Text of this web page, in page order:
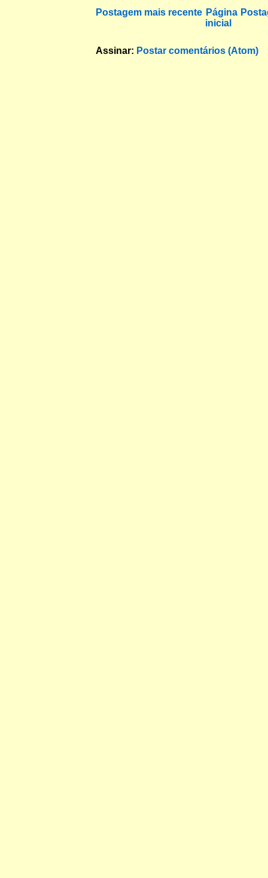
Postagem mais recente Página
inicial
Assinar: Postar comentários (Atom)